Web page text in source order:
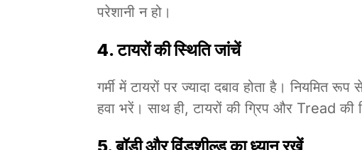
परेशानी न हो।
4.टायरों की स्थिति जांचें
गर्मी में टायरों पर ज्यादा दबाव होता है।
हवा भरें। साथ ही, टायरों की ग्रिप और Tread की